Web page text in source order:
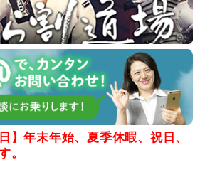
】年末年始、夏季休暇、祝日、
。